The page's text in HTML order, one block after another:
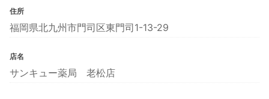
住所
福岡県北九州市門司区東門司1-13-29
店名
サンキュー薬局 老松店